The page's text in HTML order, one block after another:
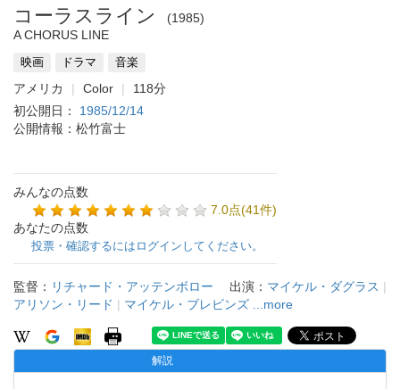
コーラスライン
1985
A CHORUS LINE
映画 ドラマ 音楽
アメリカ Color
118分
初公開日： 1985/12/14
公開情報：松竹富士
みんなの点数
7.0点(41件)
あなたの点数
投票・確認するにはログインしてください。
監督： リチャード・アッテンボロー 出演： マイケル・ダグラス |
アリソン・リード | マイケル・ブレビンズ ...more
解説